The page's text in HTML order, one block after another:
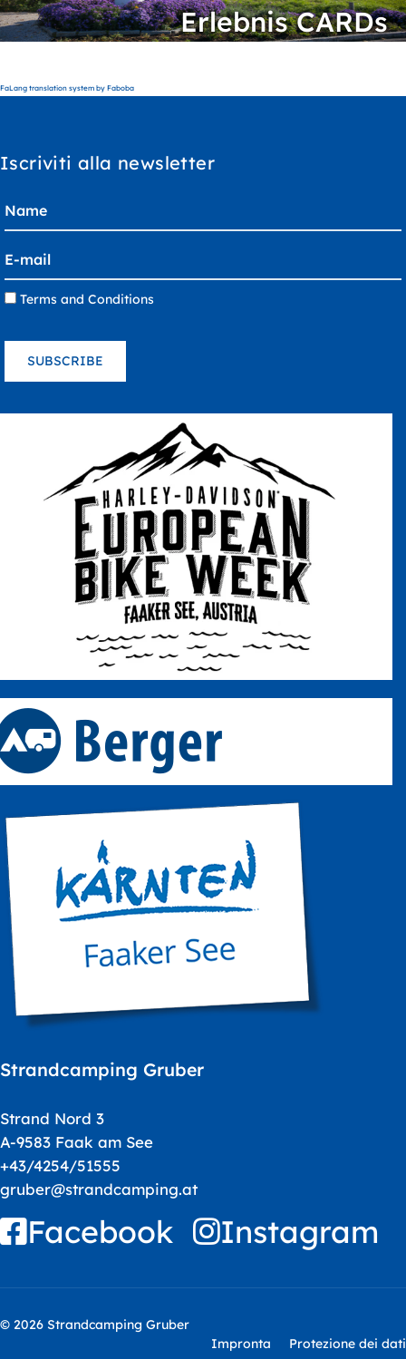
Erlebnis CARDs
FaLang translation system by Faboba
Iscriviti alla newsletter
Terms and Conditions
Strandcamping Gruber
Strand Nord 3
A-9583 Faak am See
+43/4254/51555
gruber@strandcamping.at
Facebook Instagram
© 2026 Strandcamping Gruber
Impronta
Protezione dei dati